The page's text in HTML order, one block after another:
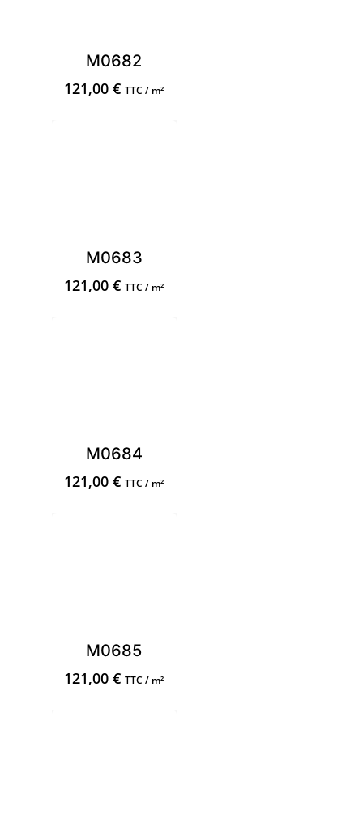
M0682
121,00€ TTC / m²
M0683
121,00€ TTC / m²
M0684
121,00€ TTC / m²
M0685
121,00€ TTC / m²